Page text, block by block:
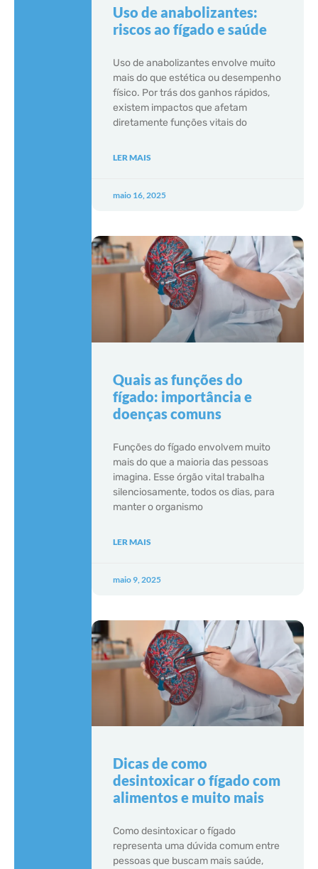
Uso de anabolizantes:
riscos ao fígado e saúde
Uso de anabolizantes envolve muito
mais do que estética ou desempenho
físico. Por trás dos ganhos rápidos,
existem impactos que afetam
diretamente funções vitais do
LER MAIS
maio 16, 2025
Quais as funções do
fígado: importância e
doenças comuns
Funções do fígado envolvem muito
mais do que a maioria das pessoas
imagina. Esse órgão vital trabalha
silenciosamente, todos os dias, para
manter o organismo
LER MAIS
maio 9, 2025
Dicas de como
desintoxicar o fígado com
alimentos e muito mais
Como desintoxicar o fígado
representa uma dúvida comum entre
pessoas que buscam mais saúde,